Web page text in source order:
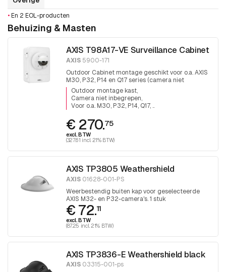
• En 2 EOL-producten
Behuizing & Masten
AXIS T98A17-VE Surveillance Cabinet
AXIS 5900-171
Outdoor Cabinet montage geschikt voor o.a. AXIS
M30, P32, P14 en Q17 series (camera niet
inbegrepen).
Outdoor montage kast
Camera niet inbegrepen
Voor o.a. M30, P32, P14, Q17, ..
€ 270.75
excl. BTW
(327.61 incl. 21% BTW)
AXIS TP3805 Weathershield
AXIS 01628-001-PS
Weerbestendig buiten kap voor geselecteerde
AXIS M32- en P32-camera's. 1 stuk
€ 72.11
excl. BTW
(87.25 incl. 21% BTW)
AXIS TP3836-E Weathershield black
AXIS 03315-001-ps